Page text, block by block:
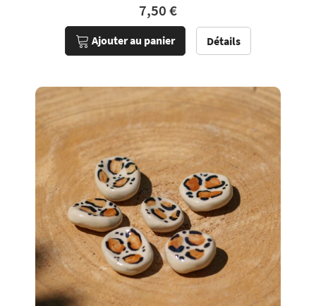
7,50 €
Ajouter au panier Détails